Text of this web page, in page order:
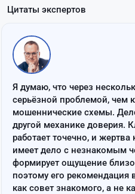
Цитаты экспертов
Я думаю, что через
серьёзной проблемой, чем
мошеннические схемы.
другой механике доверия.
работает точечно, и
имеет дело с незнакомым
формирует ощущение
поэтому его рекомендация
как совет знакомого, а не